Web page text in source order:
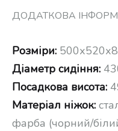
ДОДАТКОВА
Розміри:
Діаметр сидіння:
Посадкова висота:
Матеріал ніжок:
фарба (чорний/